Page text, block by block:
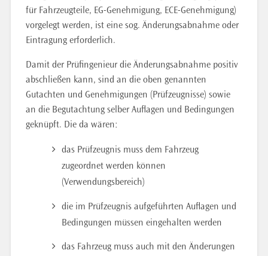
für Fahrzeugteile, EG-Genehmigung, ECE-Genehmigung)
vorgelegt werden, ist eine sog. Änderungsabnahme oder
Eintragung erforderlich.
Damit der Prüfingenieur die Änderungsabnahme positiv
abschließen kann, sind an die oben genannten
Gutachten und Genehmigungen (Prüfzeugnisse) sowie
an die Begutachtung selber Auflagen und Bedingungen
geknüpft. Die da wären:
das Prüfzeugnis muss dem Fahrzeug
zugeordnet werden können
(Verwendungsbereich)
die im Prüfzeugnis aufgeführten Auflagen und
Bedingungen müssen eingehalten werden
das Fahrzeug muss auch mit den Änderungen